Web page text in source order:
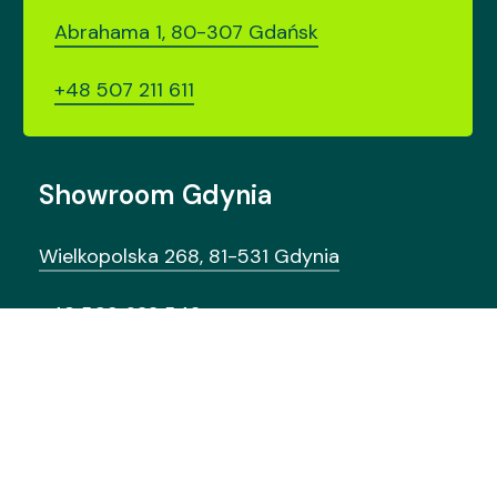
Abrahama 1, 80-307 Gdańsk
+48 507 211 611
Showroom Gdynia
Wielkopolska 268, 81-531 Gdynia
+48 509 622 542